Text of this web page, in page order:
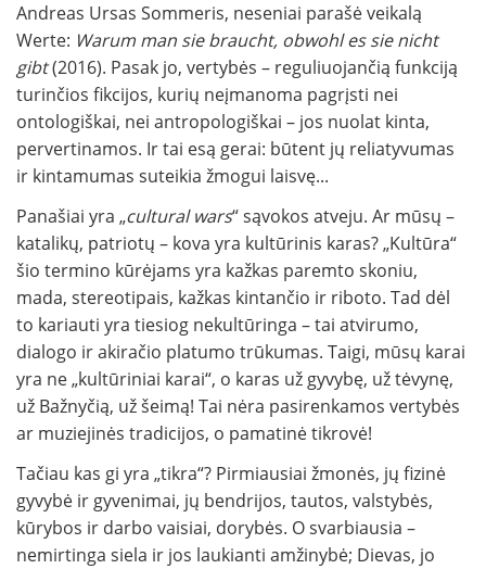
Andreas Ursas Sommeris, neseniai parašė veikalą
Werte: Warum man sie braucht, obwohl es sie nicht
gibt(2016). Pasak jo, vertybės – reguliuojančią funkciją
turinčios fikcijos, kurių neįmanoma pagrįsti nei
ontologiškai, nei antropologiškai – jos nuolat kinta,
pervertinamos. Ir tai esą gerai: būtent jų reliatyvumas
ir kintamumas suteikia žmogui laisvę...
Panašiai yra „cultural wars“ sąvokos atveju. Ar mūsų –
katalikų, patriotų – kova yra kultūrinis karas? „Kultūra“
šio termino kūrėjams yra kažkas paremto skoniu,
mada, stereotipais, kažkas kintančio ir riboto. Tad dėl
to kariauti yra tiesiog nekultūringa – tai atvirumo,
dialogo ir akiračio platumo trūkumas. Taigi, mūsų karai
yra ne „kultūriniai karai“, o karas už gyvybę, už tėvynę,
už Bažnyčią, už šeimą! Tai nėra pasirenkamos vertybės
ar muziejinės tradicijos, o pamatinė tikrovė!
Tačiau kas gi yra „tikra“? Pirmiausiai žmonės, jų fizinė
gyvybė ir gyvenimai, jų bendrijos, tautos, valstybės,
kūrybos ir darbo vaisiai, dorybės. O svarbiausia –
nemirtinga siela ir jos laukianti amžinybė; Dievas, jo